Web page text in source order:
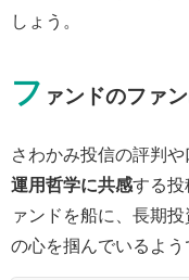
しょう。
フ ァンドのファ
さわかみ投信の評判や
運用哲学に共感する投
ァンドを船に、長期
の心を掴んでいるよう